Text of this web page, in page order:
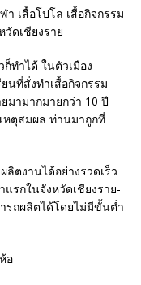
เสื้อโปโล เสื้อกิจกรรม
วัดเชียงราย
ทำได้ ในตัวเมือง
นที่สั่งทำเสื้อกิจกรรม
มามากมายกว่า 10 ปี
หตุสมผล ท่านมาถูกที่
ตงานได้อย่างรวดเร็ว
แรกในจังหวัดเชียงราย-
รถผลิตได้โดยไม่มีขั้นต่ำ
อ